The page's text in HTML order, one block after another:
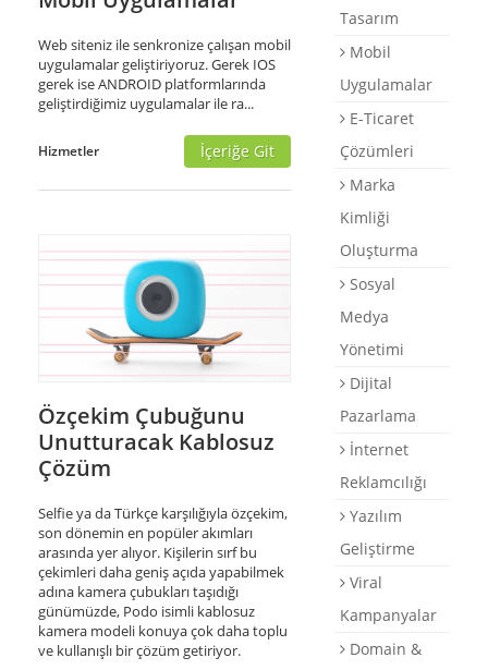
E-Katalog
Briefing Formu
0 850 800 1 ASD
Web siteniz ile senkronize çalışan mobil
uygulamalar geliştiriyoruz. Gerek IOS
gerek ise ANDROID platformlarında
geliştirdiğimiz uygulamalar ile ra...
Hizmetler İçeriğe Git
Özçekim Çubuğunu
Unutturacak Kablosuz
Çözüm
Selfie ya da Türkçe karşılığıyla özçekim,
son dönemin en popüler akımları
arasında yer alıyor. Kişilerin sırf bu
çekimleri daha geniş açıda yapabilmek
adına kamera çubukları taşıdığı
günümüzde, Podo isimli kablosuz
kamera modeli konuya çok daha toplu
ve kullanışlı bir çözüm getiriyor.
Tasarım
Mobil
Uygulamalar
E-Ticaret
Çözümleri
Marka
Kimliği
Oluşturma
Sosyal
Medya
Yönetimi
Dijital
Pazarlama
İnternet
Reklamcılığı
Yazılım
Geliştirme
Viral
Kampanyalar
Domain &